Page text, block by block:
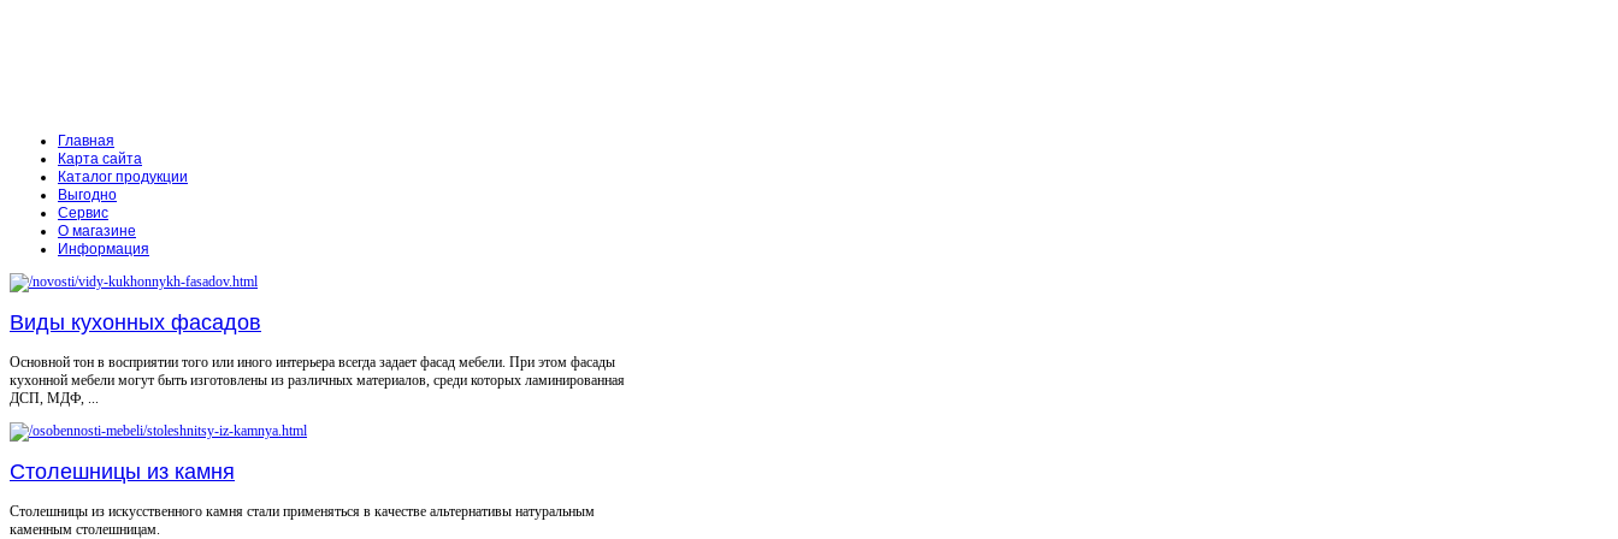
Главная
Карта сайта
Каталог продукции
Выгодно
Сервис
О магазине
Информация
Виды кухонных фасадов
Основной тон в восприятии того или иного интерьера всегда задает фасад мебели. При этом фасады
кухонной мебели могут быть изготовлены из различных материалов, среди которых ламинированная
ДСП, МДФ, ...
Столешницы из камня
Столешницы из искусственного камня стали применяться в качестве альтернативы натуральным
каменным столешницам.